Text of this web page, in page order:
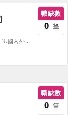
1.春節/端午/中秋三節商品券 2.年度假期 3.國內外員工旅遊 4.國內外旅遊補助 5.年度健檢 6.員工享團保 7.員工生日假 8.慶生商品券 9.年終獎金/員工紅利/週年慶獎金 10.婚喪喜慶各項禮金(商品券) 11.春酒活動 12.完整教育訓練課程
職缺數
0 筆
職缺數
0 筆